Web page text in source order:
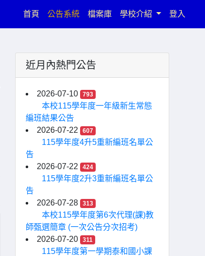
首頁 (current)
公告系統 檔案庫 學校介紹 登入
近月內熱門公告
2026-07-10 793
本校115學年度一年級新生常態
編班結果公告
2026-07-22
607
115學年度4升5重新編班名單公
告
2026-07-22
424
115學年度2升3重新編班名單公
告
2026-07-28
313
本校115學年度第6次代理(課)教
師甄選簡章 (一次公告分次招考)
2026-07-20
311
115學年度第一學期泰和國小課